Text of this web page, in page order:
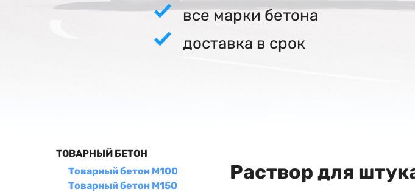
все марки бетона
доставка в срок
ТОВАРНЫЙ БЕТОН
Товарный бетон М100
Товарный бетон М150
Раствор для